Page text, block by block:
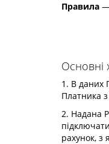
Правила —
Основні
1. В даних
Платника
2. Надана
рахунок, з